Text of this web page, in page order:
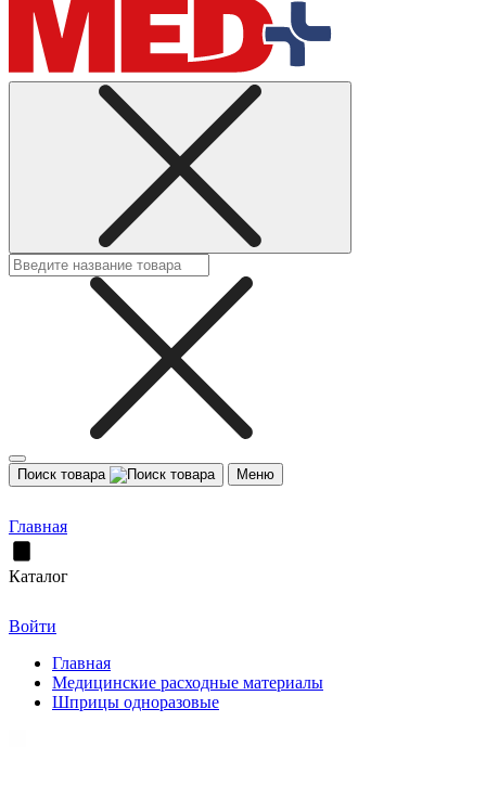
Поиск товара Меню
Главная
Каталог
Войти
Главная
Медицинские расходные материалы
Шприцы одноразовые